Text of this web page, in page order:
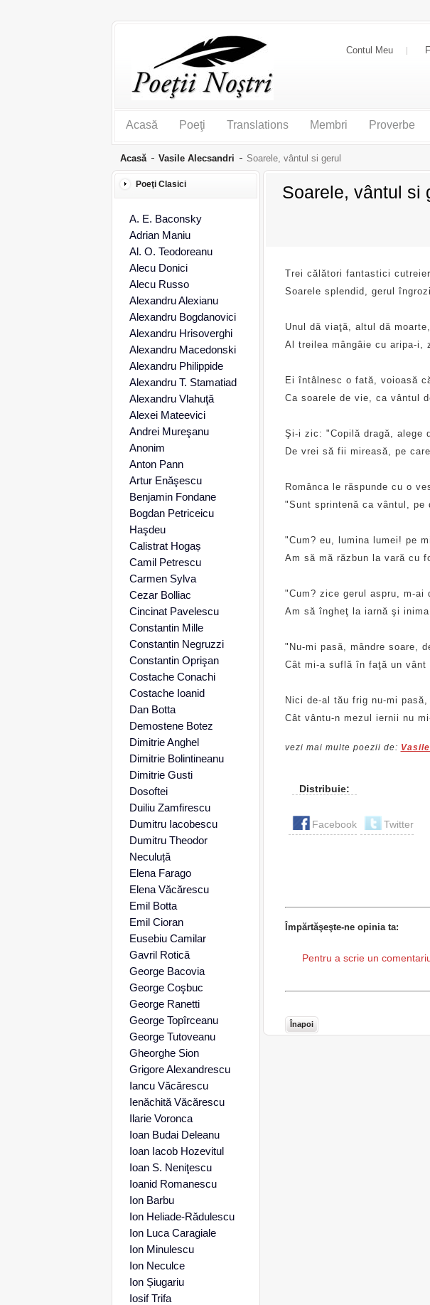
Contul Meu
Acasă Poeţi Translations Membri Proverbe
Acasă Vasile Alecsandri Soarele, vântul si gerul
Soarele, vântul si
Trei călători fantastici
Soarele splendid, gerul
Unul dă viaţă, altul dă
Al treilea mângâie cu aripa-i,
Ei întâlnesc o fată, voioasă
Ca soarele de vie, ca vântul
Şi-i zic: "Copilă dragă, alege
De vrei să fii mireasă, pe
Românca le răspunde cu o
"Sunt sprintenă ca vântul, pe
"Cum? eu, lumina lumei! pe
Am să mă răzbun la vară cu
"Cum? zice gerul aspru, m-ai
Am să îngheţ la iarnă şi
"Nu-mi pasă, mândre soare,
Cât mi-a suflă în faţă un vânt
Nici de-al tău frig nu-mi
Cât vântu-n mezul iernii nu
vezi mai multe poezii de:
Distribuie:
Facebook Twitter
Împărtăşeşte-ne opinia ta:
Pentru a scrie un
Înapoi
Poeţi Clasici
A. E. Baconsky
Adrian Maniu
Al. O. Teodoreanu
Alecu Donici
Alecu Russo
Alexandru Alexianu
Alexandru Bogdanovici
Alexandru Hrisoverghi
Alexandru Macedonski
Alexandru Philippide
Alexandru T. Stamatiad
Alexandru Vlahuţă
Alexei Mateevici
Andrei Mureşanu
Anonim
Anton Pann
Artur Enăşescu
Benjamin Fondane
Bogdan Petriceicu
Haşdeu
Calistrat Hogaș
Camil Petrescu
Carmen Sylva
Cezar Bolliac
Cincinat Pavelescu
Constantin Mille
Constantin Negruzzi
Constantin Oprişan
Costache Conachi
Costache Ioanid
Dan Botta
Demostene Botez
Dimitrie Anghel
Dimitrie Bolintineanu
Dimitrie Gusti
Dosoftei
Duiliu Zamfirescu
Dumitru Iacobescu
Dumitru Theodor
Neculuță
Elena Farago
Elena Văcărescu
Emil Botta
Emil Cioran
Eusebiu Camilar
Gavril Rotică
George Bacovia
George Coşbuc
George Ranetti
George Topîrceanu
George Tutoveanu
Gheorghe Sion
Grigore Alexandrescu
Iancu Văcărescu
Ienăchită Văcărescu
Ilarie Voronca
Ioan Budai Deleanu
Ioan Iacob Hozevitul
Ioan S. Neniţescu
Ioanid Romanescu
Ion Barbu
Ion Heliade-Rădulescu
Ion Luca Caragiale
Ion Minulescu
Ion Neculce
Ion Șiugariu
Iosif Trifa